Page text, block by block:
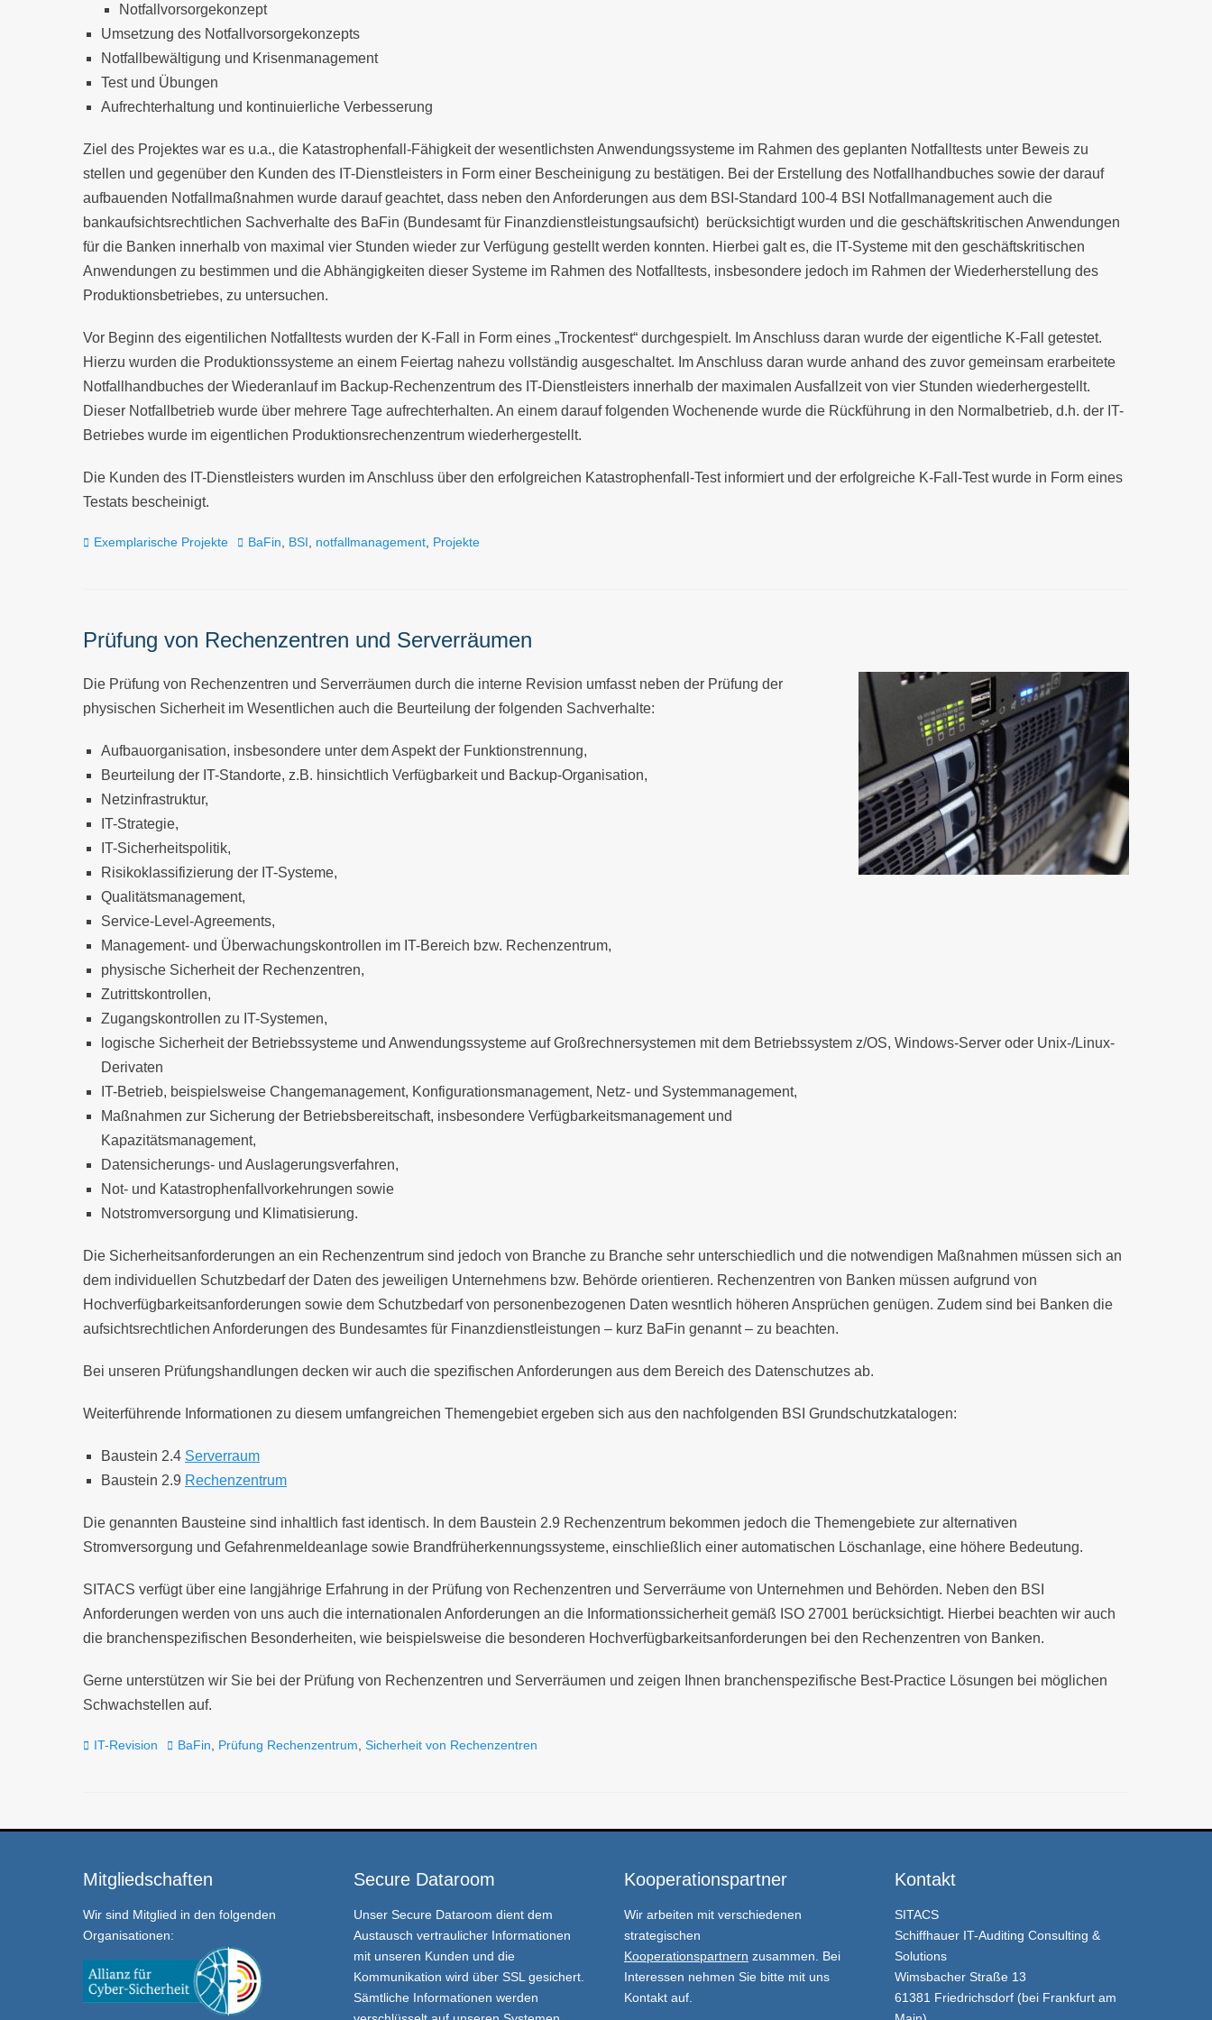
Notfallvorsorgekonzept
Umsetzung des Notfallvorsorgekonzepts
Notfallbewältigung und Krisenmanagement
Test und Übungen
Aufrechterhaltung und kontinuierliche Verbesserung
Ziel des Projektes war es u.a., die Katastrophenfall-Fähigkeit der wesentlichsten Anwendungssysteme im Rahmen des geplanten Notfalltests unter Beweis zu
stellen und gegenüber den Kunden des IT-Dienstleisters in Form einer Bescheinigung zu bestätigen. Bei der Erstellung des Notfallhandbuches sowie der darauf
aufbauenden Notfallmaßnahmen wurde darauf geachtet, dass neben den Anforderungen aus dem BSI-Standard 100-4 BSI Notfallmanagement auch die
bankaufsichtsrechtlichen Sachverhalte des BaFin (Bundesamt für Finanzdienstleistungsaufsicht) berücksichtigt wurden und die geschäftskritischen Anwendungen
für die Banken innerhalb von maximal vier Stunden wieder zur Verfügung gestellt werden konnten. Hierbei galt es, die IT-Systeme mit den geschäftskritischen
Anwendungen zu bestimmen und die Abhängigkeiten dieser Systeme im Rahmen des Notfalltests, insbesondere jedoch im Rahmen der Wiederherstellung des
Produktionsbetriebes, zu untersuchen.
Vor Beginn des eigentilichen Notfalltests wurden der K-Fall in Form eines „Trockentest“ durchgespielt. Im Anschluss daran wurde der eigentliche K-Fall getestet.
Hierzu wurden die Produktionssysteme an einem Feiertag nahezu vollständig ausgeschaltet. Im Anschluss daran wurde anhand des zuvor gemeinsam erarbeitete
Notfallhandbuches der Wiederanlauf im Backup-Rechenzentrum des IT-Dienstleisters innerhalb der maximalen Ausfallzeit von vier Stunden wiederhergestellt.
Dieser Notfallbetrieb wurde über mehrere Tage aufrechterhalten. An einem darauf folgenden Wochenende wurde die Rückführung in den Normalbetrieb, d.h. der IT-
Betriebes wurde im eigentlichen Produktionsrechenzentrum wiederhergestellt.
Die Kunden des IT-Dienstleisters wurden im Anschluss über den erfolgreichen Katastrophenfall-Test informiert und der erfolgreiche K-Fall-Test wurde in Form eines
Testats bescheinigt.
Kategorien
Exemplarische Projekte TagsBaFin BSI notfallmanagement Projekte
Prüfung von Rechenzentren und Serverräumen
Die Prüfung von Rechenzentren und Serverräumen durch die interne Revision umfasst neben der Prüfung der
physischen Sicherheit im Wesentlichen auch die Beurteilung der folgenden Sachverhalte:
Aufbauorganisation, insbesondere unter dem Aspekt der Funktionstrennung,
Beurteilung der IT-Standorte, z.B. hinsichtlich Verfügbarkeit und Backup-Organisation,
Netzinfrastruktur,
IT-Strategie,
IT-Sicherheitspolitik,
Risikoklassifizierung der IT-Systeme,
Qualitätsmanagement,
Service-Level-Agreements,
Management- und Überwachungskontrollen im IT-Bereich bzw. Rechenzentrum,
physische Sicherheit der Rechenzentren,
Zutrittskontrollen,
Zugangskontrollen zu IT-Systemen,
logische Sicherheit der Betriebssysteme und Anwendungssysteme auf Großrechnersystemen mit dem Betriebssystem z/OS, Windows-Server oder Unix-/Linux-
Derivaten
IT-Betrieb, beispielsweise Changemanagement, Konfigurationsmanagement, Netz- und Systemmanagement,
Maßnahmen zur Sicherung der Betriebsbereitschaft, insbesondere Verfügbarkeitsmanagement und
Kapazitätsmanagement,
Datensicherungs- und Auslagerungsverfahren,
Not- und Katastrophenfallvorkehrungen sowie
Notstromversorgung und Klimatisierung.
Die Sicherheitsanforderungen an ein Rechenzentrum sind jedoch von Branche zu Branche sehr unterschiedlich und die notwendigen Maßnahmen müssen sich an
dem individuellen Schutzbedarf der Daten des jeweiligen Unternehmens bzw. Behörde orientieren. Rechenzentren von Banken müssen aufgrund von
Hochverfügbarkeitsanforderungen sowie dem Schutzbedarf von personenbezogenen Daten wesntlich höheren Ansprüchen genügen. Zudem sind bei Banken die
aufsichtsrechtlichen Anforderungen des Bundesamtes für Finanzdienstleistungen – kurz BaFin genannt – zu beachten.
Bei unseren Prüfungshandlungen decken wir auch die spezifischen Anforderungen aus dem Bereich des Datenschutzes ab.
Weiterführende Informationen zu diesem umfangreichen Themengebiet ergeben sich aus den nachfolgenden BSI Grundschutzkatalogen:
Baustein 2.4 Serverraum
Baustein 2.9 Rechenzentrum
Die genannten Bausteine sind inhaltlich fast identisch. In dem Baustein 2.9 Rechenzentrum bekommen jedoch die Themengebiete zur alternativen
Stromversorgung und Gefahrenmeldeanlage sowie Brandfrüherkennungssysteme, einschließlich einer automatischen Löschanlage, eine höhere Bedeutung.
SITACS verfügt über eine langjährige Erfahrung in der Prüfung von Rechenzentren und Serverräume von Unternehmen und Behörden. Neben den BSI
Anforderungen werden von uns auch die internationalen Anforderungen an die Informationssicherheit gemäß ISO 27001 berücksichtigt. Hierbei beachten wir auch
die branchenspezifischen Besonderheiten, wie beispielsweise die besonderen Hochverfügbarkeitsanforderungen bei den Rechenzentren von Banken.
Gerne unterstützen wir Sie bei der Prüfung von Rechenzentren und Serverräumen und zeigen Ihnen branchenspezifische Best-Practice Lösungen bei möglichen
Schwachstellen auf.
Kategorien
IT-Revision TagsBaFin Prüfung Rechenzentrum Sicherheit von Rechenzentren
Mitgliedschaften
Wir sind Mitglied in den folgenden
Organisationen:
Secure Dataroom
Unser Secure Dataroom dient dem
Austausch vertraulicher Informationen
mit unseren Kunden und die
Kommunikation wird über SSL gesichert.
Sämtliche Informationen werden
Kooperationspartner
Wir arbeiten mit verschiedenen
strategischen
Kooperationspartnern zusammen. Bei
Interessen nehmen Sie bitte mit uns
Kontakt auf.
Kontakt
SITACS
Schiffhauer IT-Auditing Consulting &
Solutions
Wimsbacher Straße 13
61381 Friedrichsdorf (bei Frankfurt am